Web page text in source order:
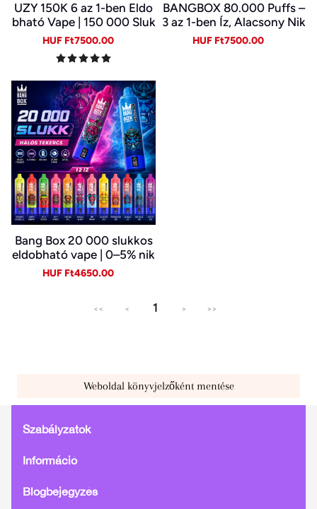
UZY 150K 6 az 1-ben Eldo
bható Vape | 150 000 Sluk
k | 10 Ízkombináció | LED K
ijelző | Type-C Újratölthet
ő E-cigi
Sale
HUF Ft7500.00
BANGBOX 80.000 Puffs –
3 az 1-ben Íz, Alacsony Nik
otin, Eredeti Újratölthető
Sale
HUF Ft7500.00
Bang Box 20 000 slukkos
eldobható vape | 0–5% nik
otin | újratölthető, Type-C
Sale
HUF Ft4650.00
<< < 1 > >>
Weboldal könyvjelzőként mentése
Szabályzatok
Információ
Blogbejegyzés